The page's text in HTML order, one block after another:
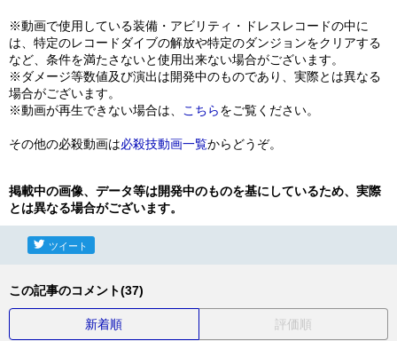
※動画で使用している装備・アビリティ・ドレスレコードの中に
は、特定のレコードダイブの解放や特定のダンジョンをクリアする
など、条件を満たさないと使用出来ない場合がございます。
※ダメージ等数値及び演出は開発中のものであり、実際とは異なる
場合がございます。
※動画が再生できない場合は、
こちらをご覧ください。
その他の必殺動画は必殺技動画一覧からどうぞ。
掲載中の画像、データ等は開発中のものを基にしているため、実際
とは異なる場合がございます。
ツイート
この記事のコメント(37)
新着順 評価順